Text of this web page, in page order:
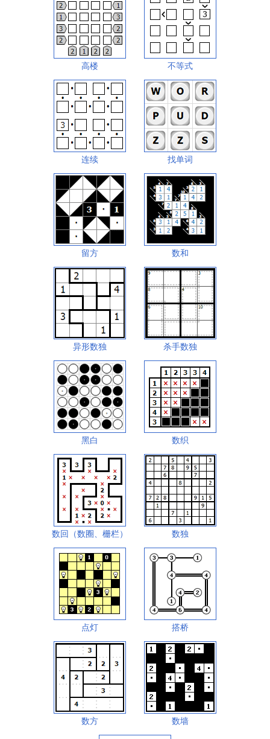
高楼 不等式
连续 找单词
留方 数和
异形数独 杀手数独
黑白 数织
数回（数圈、栅栏） 数独
点灯 搭桥
数方 数墙